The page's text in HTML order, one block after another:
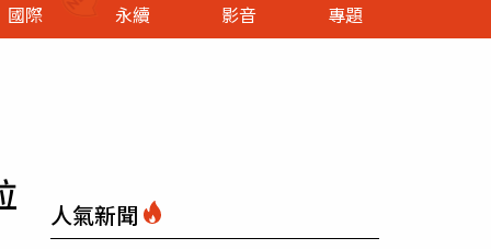
國際 永續 影音 專題
人氣新聞